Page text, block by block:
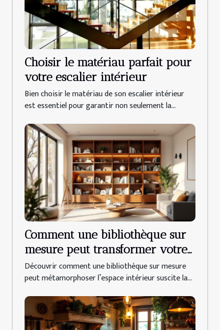
Choisir le matériau parfait pour
votre escalier intérieur
Bien choisir le matériau de son escalier intérieur
est essentiel pour garantir non seulement la...
Comment une bibliothèque sur
mesure peut transformer votre
intérieur ?
Découvrir comment une bibliothèque sur mesure
peut métamorphoser l’espace intérieur suscite la...